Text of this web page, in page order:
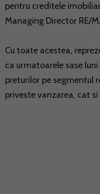
pentru creditele
Managing Director RE/
Cu toate acestea,
ca urmatoarele sase
preturilor pe segmentul
priveste vanzarea, cat